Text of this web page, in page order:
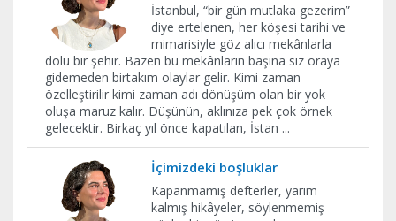
İstanbul, “bir gün mutlaka gezerim”
diye ertelenen, her köşesi tarihi ve
mimarisiyle göz alıcı mekânlarla
dolu bir şehir. Bazen bu mekânların başına siz oraya
gidemeden birtakım olaylar gelir. Kimi zaman
özelleştirilir kimi zaman adı dönüşüm olan bir yok
oluşa maruz kalır. Düşünün, aklınıza pek çok örnek
gelecektir. Birkaç yıl önce kapatılan, İstan ...
İçimizdeki boşluklar
Kapanmamış defterler, yarım
kalmış hikâyeler, söylenmemiş